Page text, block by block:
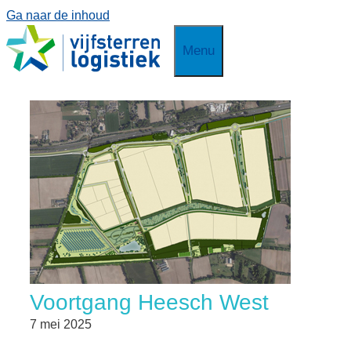
Ga naar de inhoud
Menu
Voortgang Heesch West
7 mei 2025